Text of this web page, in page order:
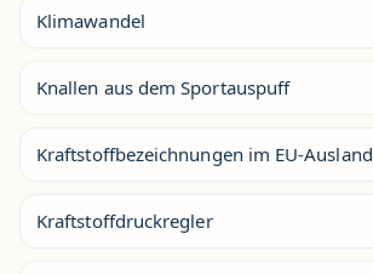
Klimawandel
Knallen aus dem Sportauspuff
Kraftstoffbezeichnungen im EU-Ausland
Kraftstoffdruckregler